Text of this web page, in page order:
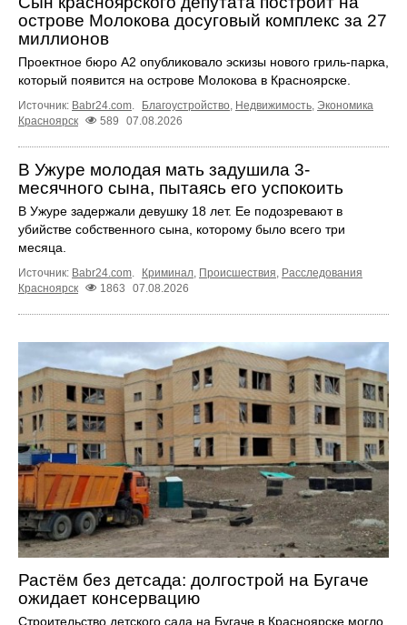
острове Молокова досуговый комплекс за 27
миллионов
Проектное бюро А2 опубликовало эскизы нового гриль-парка,
который появится на острове Молокова в Красноярске.
Источник: Babr24.com. Благоустройство, Недвижимость, Экономика
Красноярск
589 07.08.2026
В Ужуре молодая мать задушила 3-
месячного сына, пытаясь его успокоить
В Ужуре задержали девушку 18 лет. Ее подозревают в
убийстве собственного сына, которому было всего три
месяца.
Источник: Babr24.com. Криминал, Происшествия, Расследования
Красноярск
1863 07.08.2026
Растём без детсада: долгострой на Бугаче
ожидает консервацию
Строительство детского сада на Бугаче в Красноярске могло